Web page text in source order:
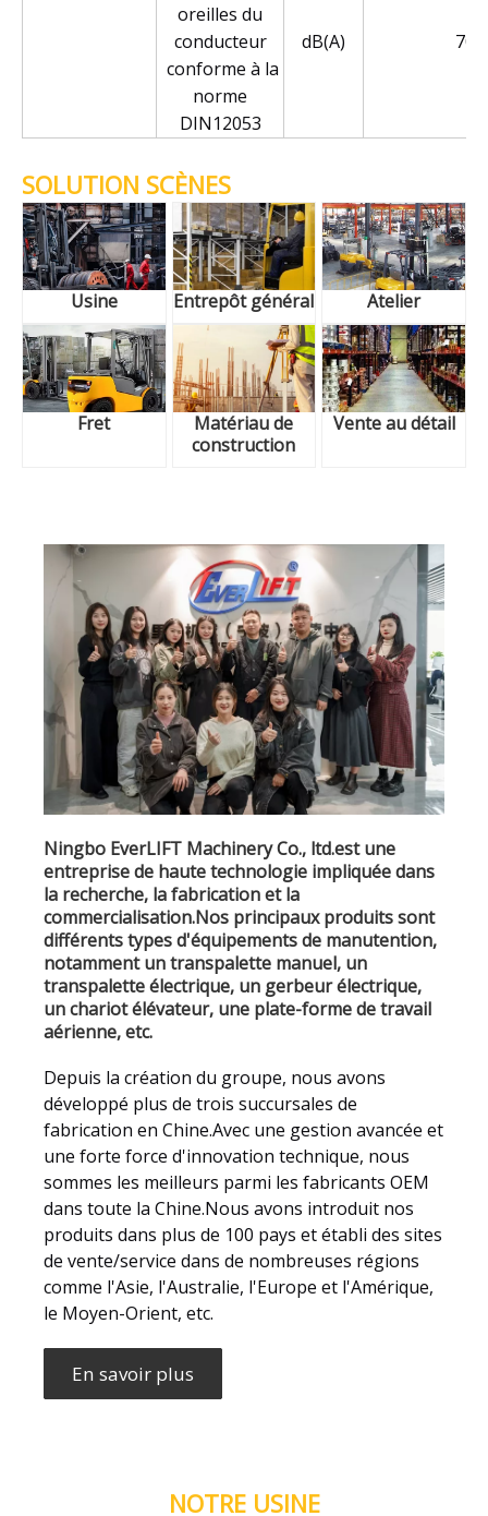
oreilles du
conducteur
conforme à la
norme
DIN12053
dB(A) 70
SOLUTION SCÈNES
Usine Entrepôt général Atelier
Fret
Matériau de
construction
Vente au détail
Ningbo EverLIFT Machinery Co., ltd.est une
entreprise de haute technologie impliquée dans
la recherche, la fabrication et la
commercialisation.Nos principaux produits sont
différents types d'équipements de manutention,
notamment un transpalette manuel, un
transpalette électrique, un gerbeur électrique,
un chariot élévateur, une plate-forme de travail
aérienne, etc.
Depuis la création du groupe, nous avons
développé plus de trois succursales de
fabrication en Chine.Avec une gestion avancée et
une forte force d'innovation technique, nous
sommes les meilleurs parmi les fabricants OEM
dans toute la Chine.Nous avons introduit nos
produits dans plus de 100 pays et établi des sites
de vente/service dans de nombreuses régions
comme l'Asie, l'Australie, l'Europe et l'Amérique,
le Moyen-Orient, etc.
En savoir plus
NOTRE USINE